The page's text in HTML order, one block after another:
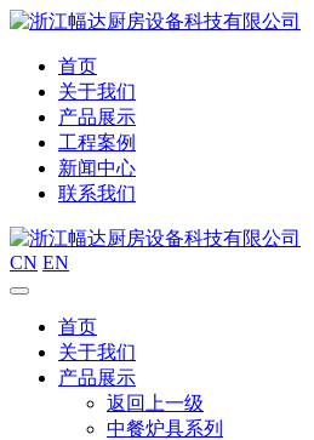
首页
关于我们
产品展示
工程案例
新闻中心
联系我们
CN EN
首页
关于我们
产品展示
返回上一级
中餐炉具系列